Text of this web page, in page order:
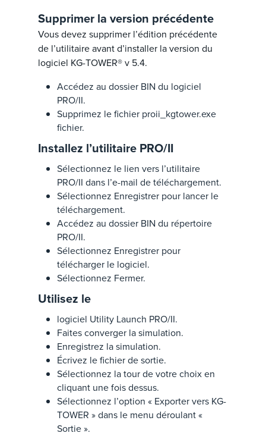
Supprimer la version précédente
Vous devez supprimer l’édition précédente
de l’utilitaire avant d’installer la version du
logiciel KG-TOWER® v 5.4.
Accédez au dossier BIN du logiciel
PRO/II.
Supprimez le fichier proii_kgtower.exe
fichier.
Installez l’utilitaire PRO/II
Sélectionnez le lien vers l’utilitaire
PRO/II dans l’e-mail de téléchargement.
Sélectionnez Enregistrer pour lancer le
téléchargement.
Accédez au dossier BIN du répertoire
PRO/II.
Sélectionnez Enregistrer pour
télécharger le logiciel.
Sélectionnez Fermer.
Utilisez le
logiciel Utility Launch PRO/II.
Faites converger la simulation.
Enregistrez la simulation.
Écrivez le fichier de sortie.
Sélectionnez la tour de votre choix en
cliquant une fois dessus.
Sélectionnez l’option « Exporter vers KG-
TOWER » dans le menu déroulant «
Sortie ».